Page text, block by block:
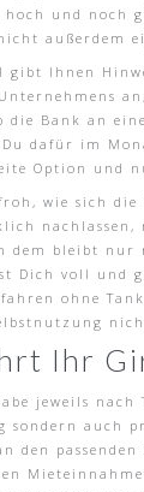
hoch und noch
außerdem
gibt Ihnen
Bank an
dafür im
Option und
wie sich die
dem bleibt nur
Dich voll und
ohne
Ihr
jeweils
sondern auch
den